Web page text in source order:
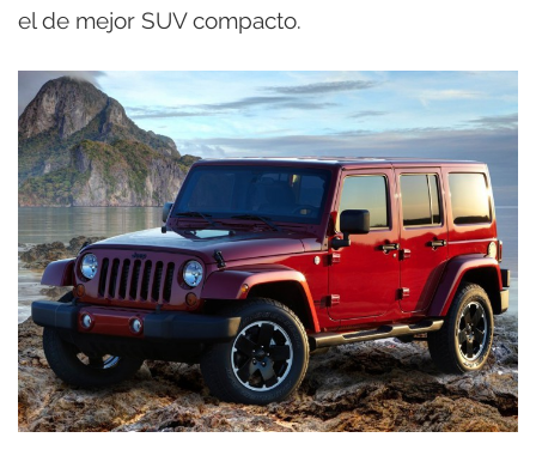
el de mejor SUV compacto.